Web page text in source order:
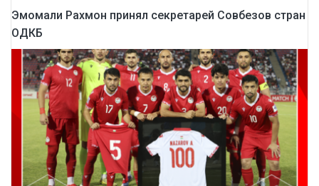
Эмомали Рахмон принял секретарей Совбезов стран
ОДКБ